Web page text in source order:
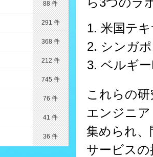
米国テ
シンガ
ベルギ
これらの
エンジニ
集められ、
サービス
88 件
291 件
368 件
212 件
745 件
76 件
41 件
36 件